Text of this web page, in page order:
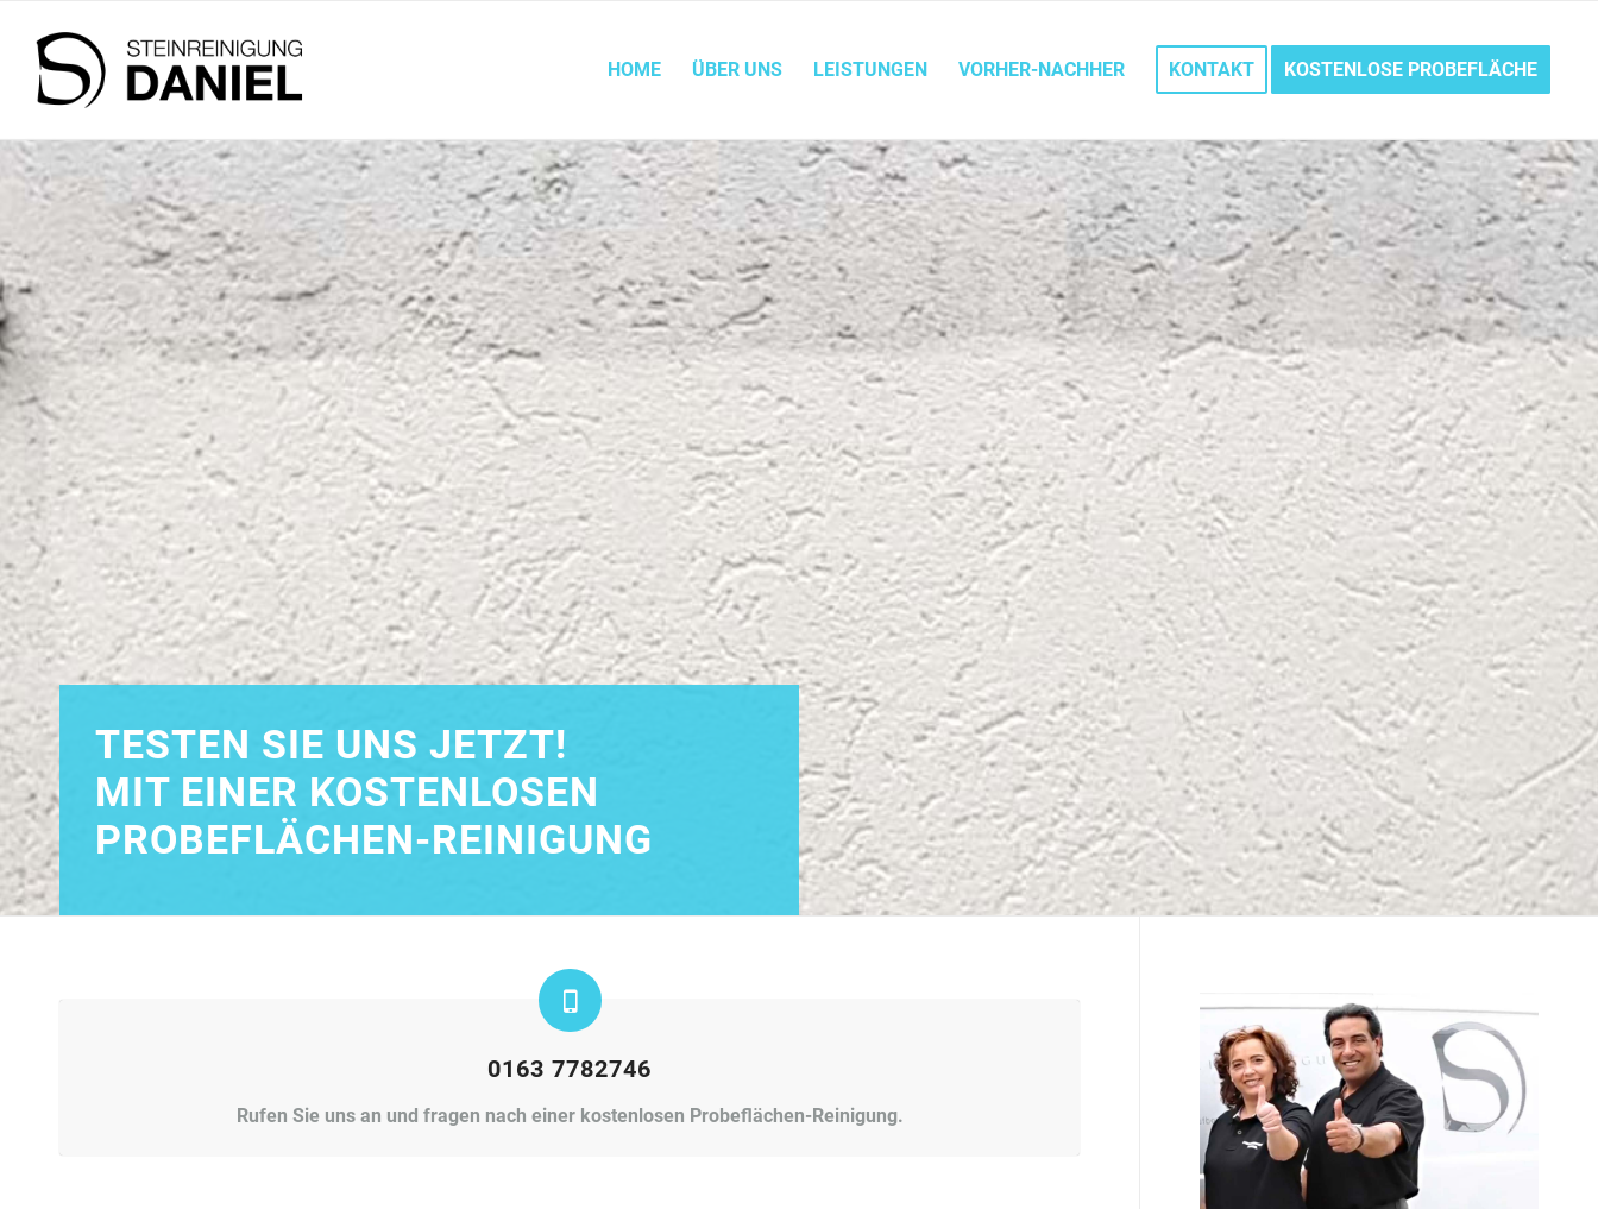
HOME ÜBER UNS LEISTUNGEN VORHER-NACHHER KONTAKT KOSTENLOSE PROBEFLÄCHE
TESTEN SIE UNS JETZT!
MIT EINER KOSTENLOSEN
PROBEFLÄCHEN-REINIGUNG
0163 7782746
Rufen Sie uns an und fragen nach einer kostenlosen Probeflächen-Reinigung.